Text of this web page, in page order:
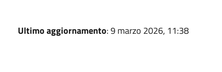
Ultimo aggiornamento: 9 marzo 2026, 11:38